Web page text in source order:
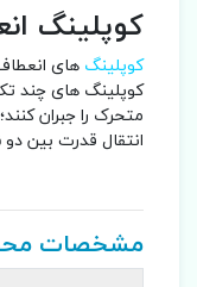
کوپلینگ
کوپلینگ های
کوپلینگ های چند
متحرک را جبران
انتقال قدرت بین
مشخصات